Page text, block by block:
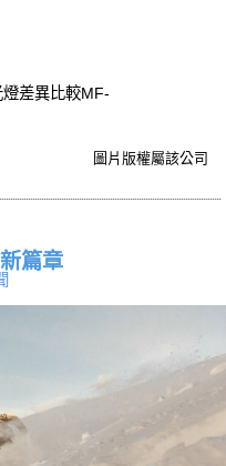
差異比較MF-
圖片版權屬該公司
篇章